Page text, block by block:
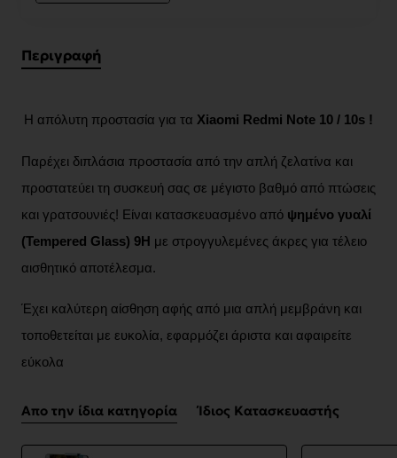
Περιγραφή
Η απόλυτη προστασία για τα Xiaomi Redmi Note 10 / 10s !
Παρέχει διπλάσια προστασία από την απλή ζελατίνα και
προστατεύει τη συσκευή σας σε μέγιστο βαθμό από πτώσεις
και γρατσουνιές! Είναι κατασκευασμένο από ψημένο γυαλί
(Tempered Glass) 9H με στρογγυλεμένες άκρες για τέλειο
αισθητικό αποτέλεσμα.
Έχει καλύτερη αίσθηση αφής από μια απλή μεμβράνη και
τοποθετείται με ευκολία, εφαρμόζει άριστα και αφαιρείτε
εύκολα
Απο την ίδια κατηγορία Ίδιος Κατασκευαστής